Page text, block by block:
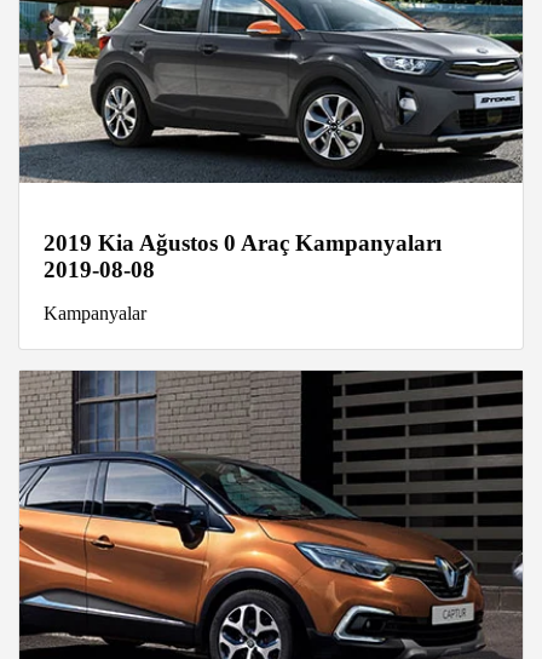
2019 Kia Ağustos 0 Araç Kampanyaları
2019-08-08
Kampanyalar